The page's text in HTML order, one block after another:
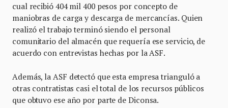
cual recibió 404 mil 400 pesos por concepto de
maniobras de carga y descarga de mercancías. Quien
realizó el trabajo terminó siendo el personal
comunitario del almacén que requería ese servicio, de
acuerdo con entrevistas hechas por la ASF.
Además, la ASF detectó que esta empresa trianguló a
otras contratistas casi el total de los recursos públicos
que obtuvo ese año por parte de Diconsa.